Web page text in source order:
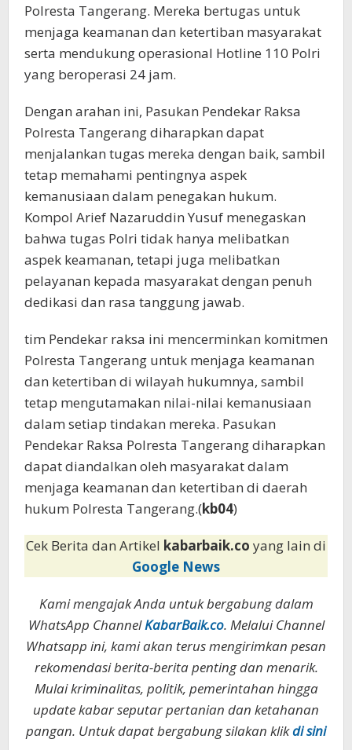
Polresta Tangerang. Mereka bertugas untuk
menjaga keamanan dan ketertiban masyarakat
serta mendukung operasional Hotline 110 Polri
yang beroperasi 24 jam.
Dengan arahan ini, Pasukan Pendekar Raksa
Polresta Tangerang diharapkan dapat
menjalankan tugas mereka dengan baik, sambil
tetap memahami pentingnya aspek
kemanusiaan dalam penegakan hukum.
Kompol Arief Nazaruddin Yusuf menegaskan
bahwa tugas Polri tidak hanya melibatkan
aspek keamanan, tetapi juga melibatkan
pelayanan kepada masyarakat dengan penuh
dedikasi dan rasa tanggung jawab.
tim Pendekar raksa ini mencerminkan komitmen
Polresta Tangerang untuk menjaga keamanan
dan ketertiban di wilayah hukumnya, sambil
tetap mengutamakan nilai-nilai kemanusiaan
dalam setiap tindakan mereka. Pasukan
Pendekar Raksa Polresta Tangerang diharapkan
dapat diandalkan oleh masyarakat dalam
menjaga keamanan dan ketertiban di daerah
hukum Polresta Tangerang.(kb04)
Cek Berita dan Artikel kabarbaik.co yang lain di
Google News
Kami mengajak Anda untuk bergabung dalam
WhatsApp ChannelKabarBaik.co. Melalui Channel
Whatsapp ini, kami akan terus mengirimkan pesan
rekomendasi berita-berita penting dan menarik.
Mulai kriminalitas, politik, pemerintahan hingga
update kabar seputar pertanian dan ketahanan
pangan. Untuk dapat bergabung silakan klikdi sini